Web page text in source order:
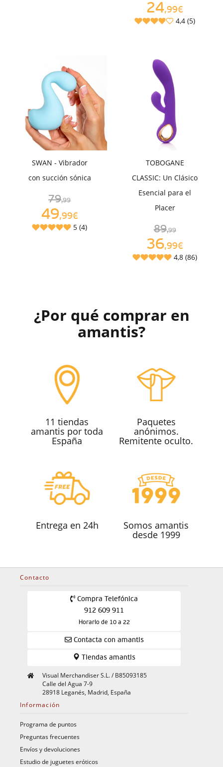
24,99€
4,4 (5)
SWAN - Vibrador
con succión sónica
79,99
49,99€
5 (4)
TOBOGANE
CLASSIC: Un Clásico
Esencial para el
Placer
89,99
36,99€
4,8 (86)
¿Por qué comprar en
amantis?
11 tiendas
amantis por toda
España
Paquetes
anónimos.
Remitente oculto.
Entrega en 24h Somos amantis
desde 1999
Contacto
Compra Telefónica
912 609 911
Horario de 10 a 22
Contacta con amantis
Tiendas amantis
Visual Merchandiser S.L. / B85093185
Calle del Agua 7-9
28918 Leganés, Madrid, España
Información
Programa de puntos
Preguntas frecuentes
Envíos y devoluciones
Estudio de juguetes eróticos